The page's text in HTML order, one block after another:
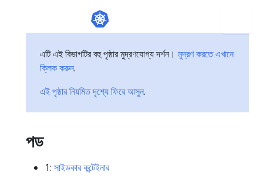
এটি এই বিভাগটির বহু পৃষ্ঠার মুদ্রণযোগ্য দর্শন। মুদ্রণ করতে এখানে
ক্লিক করুন.
এই পৃষ্ঠার নিয়মিত দৃশ্যে ফিরে আসুন.
পড
1: সাইডকার কন্টেইনার